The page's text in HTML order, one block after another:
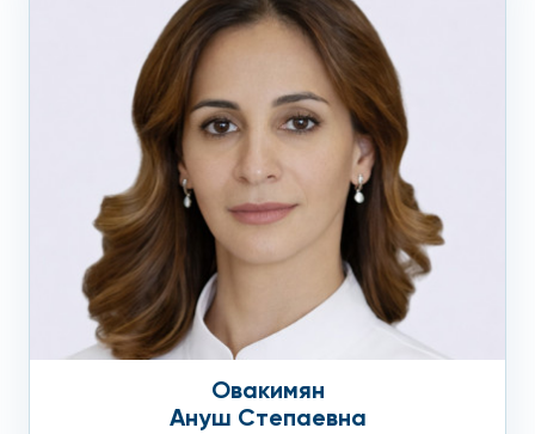
Овакимян
Ануш Степаевна